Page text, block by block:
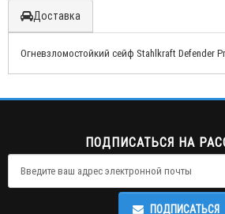
Доставка
Огневзломостойкий сейф Stahlkraft Defender
ПОДПИСАТЬСЯ НА
ПОДПИСАТЬСЯ